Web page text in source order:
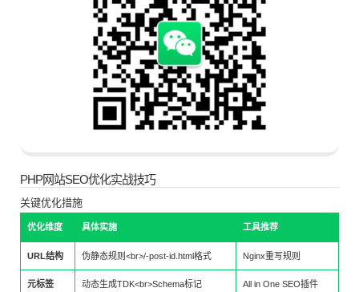
PHP网站SEO优化实战技巧
关键优化措施
优化维度 具体实施 工具推荐
URL结构 伪静态规则<br>/-post-id.html格式 Nginx重写规则
元标签 动态生成TDK<br>Schema标记 All in One SEO插件